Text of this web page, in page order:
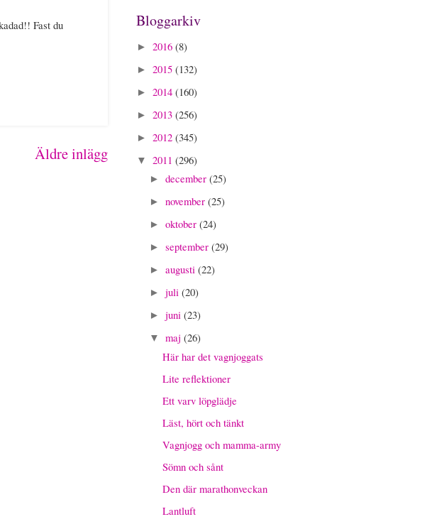
Fast du
Äldre inlägg
Bloggarkiv
► 2016 (8)
► 2015 (132)
► 2014 (160)
► 2013 (256)
► 2012 (345)
▼ 2011 (296)
► december (25)
► november (25)
► oktober (24)
► september (29)
► augusti (22)
► juli (20)
► juni (23)
▼ maj (26)
Här har det vagnjoggats
Lite reflektioner
Ett varv löpglädje
Läst, hört och tänkt
Vagnjogg och mamma-army
Sömn och sånt
Den där marathonveckan
Lantluft